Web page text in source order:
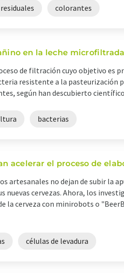
colorantes
en la leche microfiltrada
de filtración cuyo objetivo es
resistente a la pasteurización
según han descubierto
bacterias
acelerar el proceso de
artesanales no dejan de subir la
nuevas cervezas. Ahora, los
la cerveza con minirobots o
células de levadura